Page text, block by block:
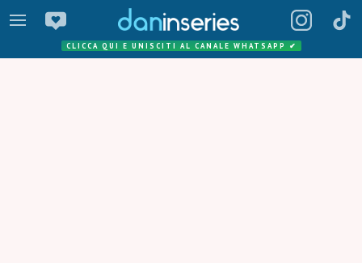
CLICCA QUI E UNISCITI AL CANALE WHATSAPP ✔